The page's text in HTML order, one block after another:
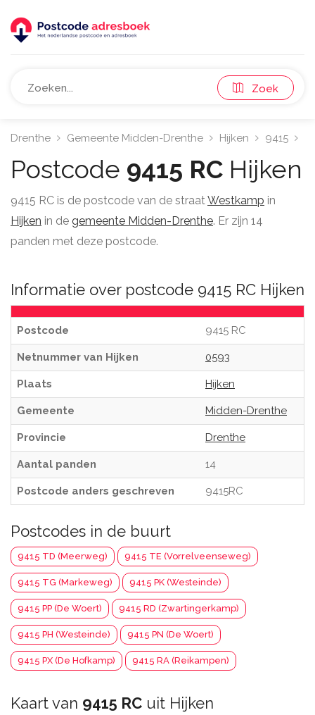
Zoek
Drenthe Gemeente Midden-Drenthe Hijken 9415
Postcode 9415 RC Hijken
9415 RC is de postcode van de straatWestkamp in
Hijken in de gemeente Midden-Drenthe. Er zijn 14
panden met deze postcode.
Informatie over postcode 9415 RC Hijken
Postcode 9415 RC
Netnummer van Hijken 0593
Plaats Hijken
Gemeente Midden-Drenthe
Provincie Drenthe
Aantal panden 14
Postcode anders geschreven 9415RC
Postcodes in de buurt
9415 TD (Meerweg) 9415 TE (Vorrelveenseweg)
9415 TG (Markeweg) 9415 PK (Westeinde)
9415 PP (De Woert) 9415 RD (Zwartingerkamp)
9415 PH (Westeinde) 9415 PN (De Woert)
9415 PX (De Hofkamp) 9415 RA (Reikampen)
Kaart van 9415 RC uit Hijken